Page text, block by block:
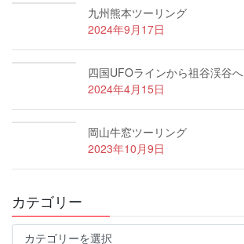
九州熊本ツーリング
2024年9月17日
四国UFOラインから祖谷渓谷へ
2024年4月15日
岡山牛窓ツーリング
2023年10月9日
カテゴリー
カ